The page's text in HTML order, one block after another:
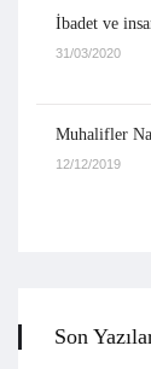
İbadet ve
31/03/2020
Muhalifler
12/12/2019
Son